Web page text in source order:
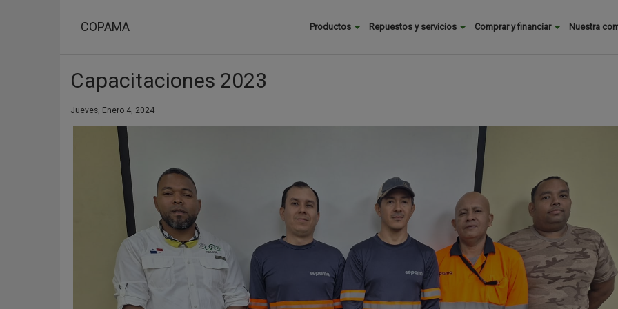
COPAMA Buscar
Productos Repuestos y servicios Comprar y financiar Nuestra
Capacitaciones 2023
Jueves, Enero 4, 2024